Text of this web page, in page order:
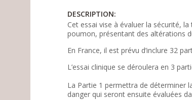
DESCRIPTION:
Cet essai vise à évaluer la sécurité,
poumon, présentant des altérations
En France, il est prévu d’inclure 32
L’essai clinique se déroulera en 3
La Partie 1 permettra de déterminer
danger qui seront ensuite évaluées